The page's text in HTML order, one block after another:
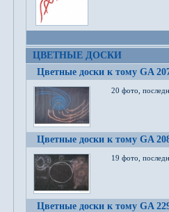
ЦВЕТНЫЕ ДОСКИ
Цветные доски к тому GA
20 фото,
Цветные доски к тому GA
19 фото,
Цветные доски к тому GA